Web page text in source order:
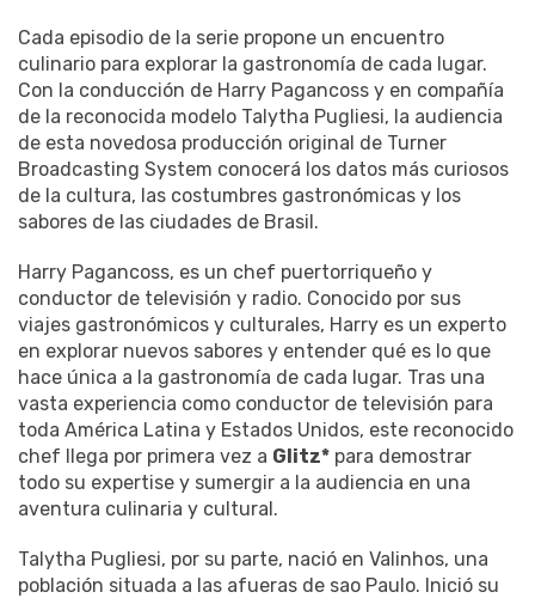
Cada episodio de la serie propone un encuentro
culinario para explorar la gastronomía de cada lugar.
Con la conducción de Harry Pagancoss y en compañía
de la reconocida modelo Talytha Pugliesi, la audiencia
de esta novedosa producción original de Turner
Broadcasting System conocerá los datos más curiosos
de la cultura, las costumbres gastronómicas y los
sabores de las ciudades de Brasil.
Harry Pagancoss, es un chef puertorriqueño y
conductor de televisión y radio. Conocido por sus
viajes gastronómicos y culturales, Harry es un experto
en explorar nuevos sabores y entender qué es lo que
hace única a la gastronomía de cada lugar. Tras una
vasta experiencia como conductor de televisión para
toda América Latina y Estados Unidos, este reconocido
chef llega por primera vez a Glitz* para demostrar
todo su expertise y sumergir a la audiencia en una
aventura culinaria y cultural.
Talytha Pugliesi, por su parte, nació en Valinhos, una
población situada a las afueras de sao Paulo. Inició su